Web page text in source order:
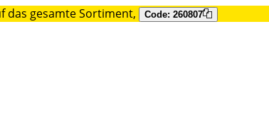
das gesamte Sortiment, Code: 260807